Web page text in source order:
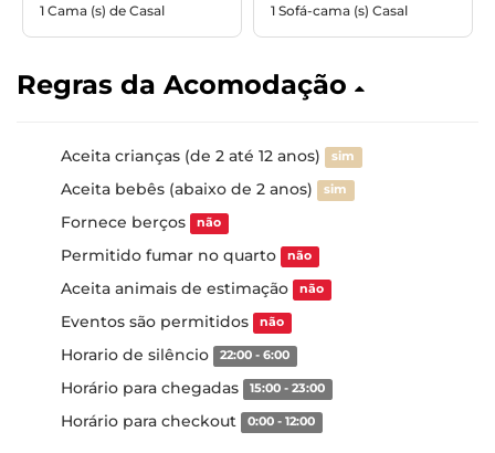
1 Cama (s) de Casal 1 Sofá-cama (s) Casal
Regras da Acomodação
Aceita crianças (de 2 até 12 anos) sim
Aceita bebês (abaixo de 2 anos) sim
Fornece berços não
Permitido fumar no quarto não
Aceita animais de estimação não
Eventos são permitidos não
Horario de silêncio 22:00 - 6:00
Horário para chegadas 15:00 - 23:00
Horário para checkout 0:00 - 12:00